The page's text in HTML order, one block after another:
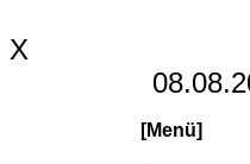
X
[Menü]